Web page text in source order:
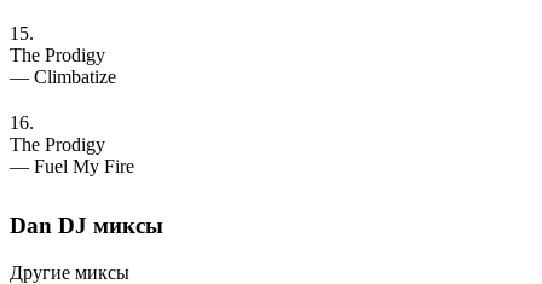
15.
The Prodigy
— Climbatize
16.
The Prodigy
— Fuel My Fire
Dan DJ миксы
Другие миксы